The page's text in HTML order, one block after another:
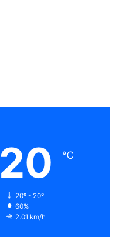
20 ℃
20º - 20º
60%
2.01 km/h